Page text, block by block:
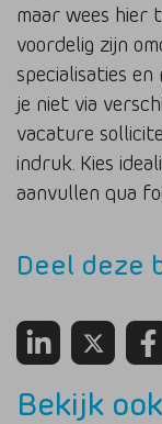
maar wees hier
voordelig zijn
specialisaties
je niet via
vacature
indruk. Kies
aanvullen qua
Deel deze
Bekijk